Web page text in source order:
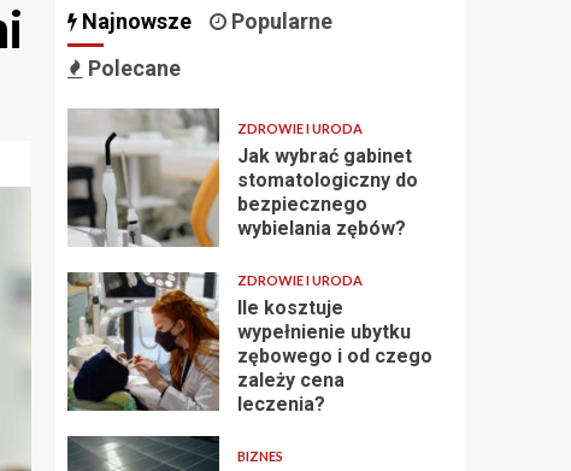
Najnowsze
Popularne
Polecane
ZDROWIE I URODA
Jak wybrać gabinet
stomatologiczny do
bezpiecznego
wybielania zębów?
ZDROWIE I URODA
Ile kosztuje
wypełnienie ubytku
zębowego i od czego
zależy cena
leczenia?
BIZNES